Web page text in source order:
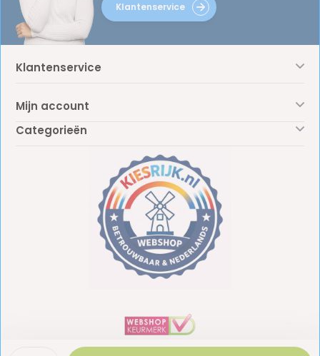
Klantenservice
Klantenservice
Mijn account
Categorieën